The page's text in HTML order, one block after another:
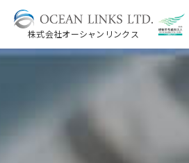
株式会社オーシャンリンクス